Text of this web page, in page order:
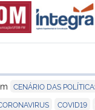
CENÁRIO DAS
COVID19